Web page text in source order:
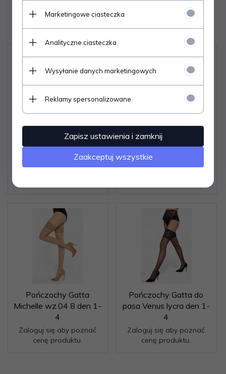
Polecamy
Pończochy Gatta
Margherita wz.01
kabaretka 1-4
Koszula DKaren Karen S-
2XL
Pończochy Gatta
Michelle wz.04 8 den 1-
4
Zaloguj się aby poznać
cenę produktu.
Pończochy Gatta do
pasa Venus lycra den 1-
4
Zaloguj się aby poznać
cenę produktu.
Marketingowe ciasteczka
Analityczne ciasteczka
Wysyłanie danych marketingowych
Reklamy spersonalizowane
Zapisz ustawienia i zamknij
Zaakceptuj wszystkie